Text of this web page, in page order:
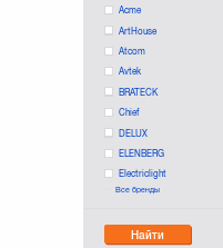
Acme
ArtHouse
Atcom
Avtek
BRATECK
Chief
DELUX
ELENBERG
Electriclight
EnerGenie
FILTERO
Все бренды
Найти